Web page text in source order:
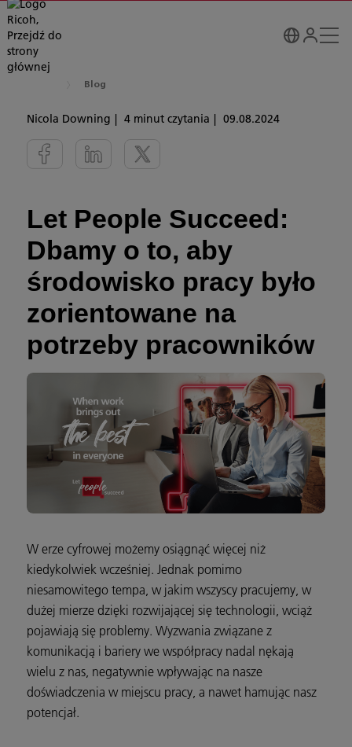
Blog
Nicola Downing 4 minut czytania 09.08.2024
Let People Succeed:
Dbamy o to, aby
środowisko pracy było
zorientowane na
potrzeby pracowników
W erze cyfrowej możemy osiągnąć więcej niż
kiedykolwiek wcześniej. Jednak pomimo
niesamowitego tempa, w jakim wszyscy pracujemy, w
dużej mierze dzięki rozwijającej się technologii, wciąż
pojawiają się problemy. Wyzwania związane z
komunikacją i bariery we współpracy nadal nękają
wielu z nas, negatywnie wpływając na nasze
doświadczenia w miejscu pracy, a nawet hamując nasz
potencjał.